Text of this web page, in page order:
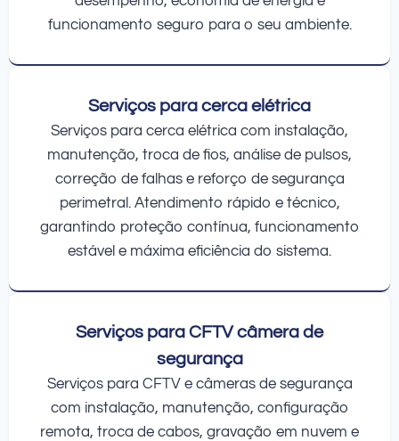
funcionamento seguro para o seu ambiente.
Serviços para cerca elétrica
Serviços para cerca elétrica com instalação,
manutenção, troca de fios, análise de pulsos,
correção de falhas e reforço de segurança
perimetral. Atendimento rápido e técnico,
garantindo proteção contínua, funcionamento
estável e máxima eficiência do sistema.
Serviços para CFTV câmera de
segurança
Serviços para CFTV e câmeras de segurança
com instalação, manutenção, configuração
remota, troca de cabos, gravação em nuvem e